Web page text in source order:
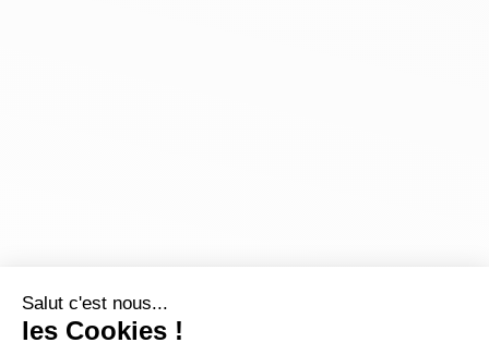
Salut c'est nous...
les Cookies !